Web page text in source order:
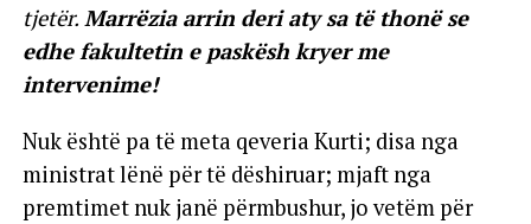
tjetër. Marrëzia arrin deri aty sa të thonë se
edhe fakultetin e paskësh kryer me
intervenime!
Nuk është pa të meta qeveria Kurti; disa nga
ministrat lënë për të dëshiruar; mjaft nga
premtimet nuk janë përmbushur, jo vetëm për